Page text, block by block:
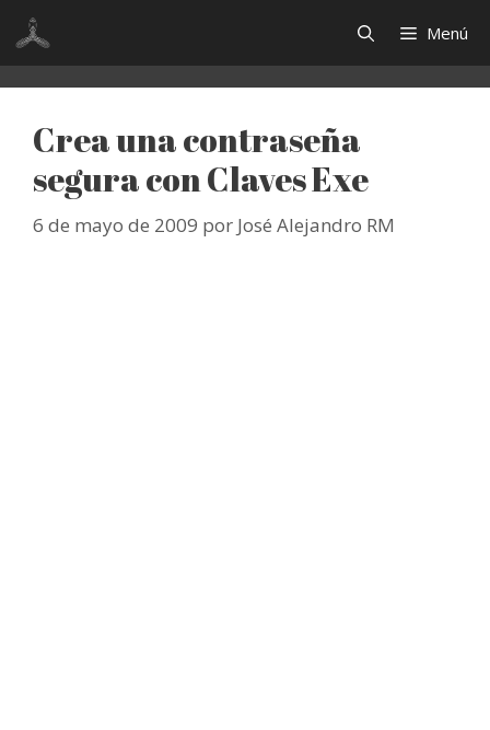
Saltar
contenido
Menú
Crea una contraseña
segura con Claves Exe
6 de mayo de 2009 por José Alejandro RM